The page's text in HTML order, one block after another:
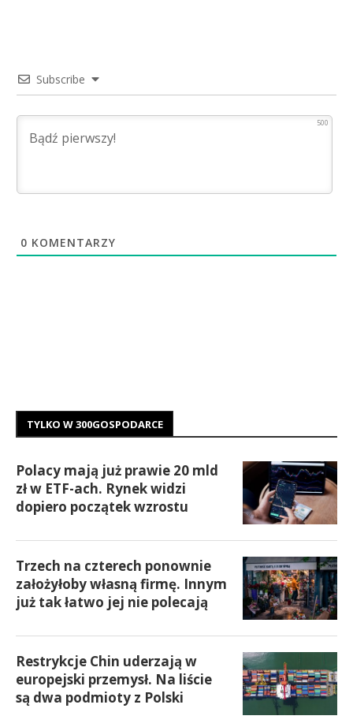
Subscribe
500
0 KOMENTARZY
TYLKO W 300GOSPODARCE
Polacy mają już prawie 20 mld
zł w ETF-ach. Rynek widzi
dopiero początek wzrostu
Trzech na czterech ponownie
założyłoby własną firmę. Innym
już tak łatwo jej nie polecają
Restrykcje Chin uderzają w
europejski przemysł. Na liście
są dwa podmioty z Polski